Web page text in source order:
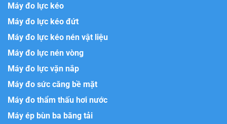
Máy đo lực kéo
Máy đo lực kéo đứt
Máy đo lực kéo nén vật liệu
Máy đo lực nén vòng
Máy đo lực vặn nắp
Máy đo sức căng bề mặt
Máy đo thẩm thấu hơi nước
Máy ép bùn ba băng tải